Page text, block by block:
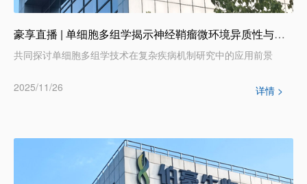
豪享直播 | 单细胞多组学揭示神经鞘瘤微环境异质性与治疗脆弱性
共同探讨单细胞多组学技术在复杂疾病机制研究中的应用前景
2025/11/26 详情 >